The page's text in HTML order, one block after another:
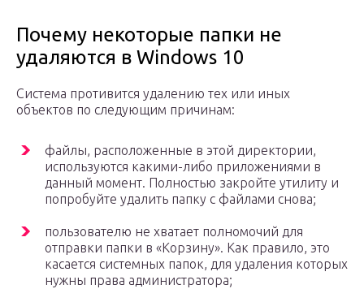
Почему некоторые папки не
удаляются в Windows 10
Система противится удалению тех или иных
объектов по следующим причинам:
файлы, расположенные в этой директории,
используются какими-либо приложениями в
данный момент. Полностью закройте утилиту и
попробуйте удалить папку с файлами снова;
пользователю не хватает полномочий для
отправки папки в «Корзину». Как правило, это
касается системных папок, для удаления которых
нужны права администратора;